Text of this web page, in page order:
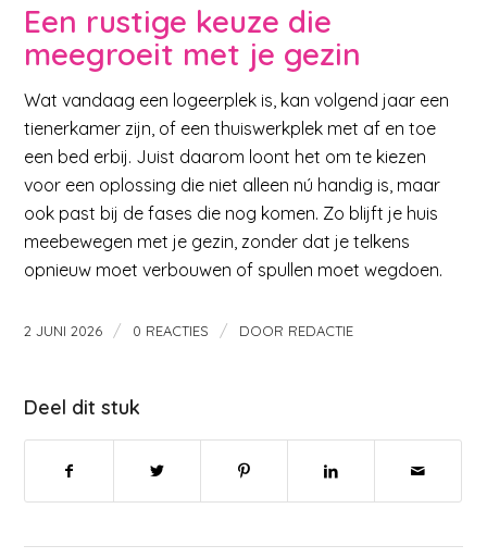
Een rustige keuze die
meegroeit met je gezin
Wat vandaag een logeerplek is, kan volgend jaar een
tienerkamer zijn, of een thuiswerkplek met af en toe
een bed erbij. Juist daarom loont het om te kiezen
voor een oplossing die niet alleen nú handig is, maar
ook past bij de fases die nog komen. Zo blijft je huis
meebewegen met je gezin, zonder dat je telkens
opnieuw moet verbouwen of spullen moet wegdoen.
2 JUNI 2026 / 0 REACTIES / DOOR REDACTIE
Deel dit stuk